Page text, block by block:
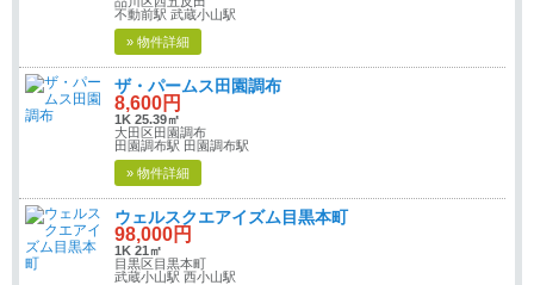
不動前駅 武蔵小山駅
» 物件詳細
ザ・パームス田園調布
8,600円
1K 25.39㎡
大田区田園調布
田園調布駅 田園調布駅
» 物件詳細
ウェルスクエアイズム目黒本町
98,000円
1K 21㎡
目黒区目黒本町
武蔵小山駅 西小山駅